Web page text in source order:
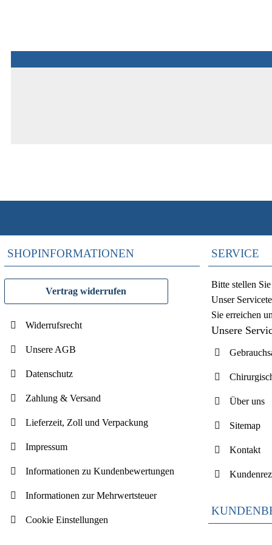
SHOPINFORMATIONEN
Vertrag widerrufen
Widerrufsrecht
Unsere AGB
Datenschutz
Zahlung & Versand
Lieferzeit, Zoll und Verpackung
Impressum
Informationen zu Kundenbewertungen
Informationen zur Mehrwertsteuer
Cookie Einstellungen
SERVICE
Bitte stellen
Unser
Sie erreichen
Unsere
Über uns
Sitemap
Kontakt